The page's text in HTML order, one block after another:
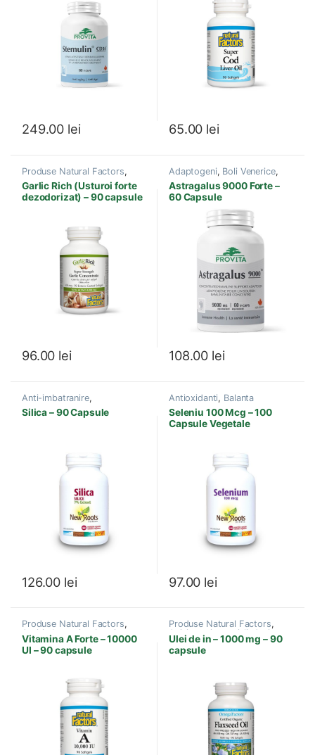
249.00 lei 65.00 lei
Produse Natural Factors,
Antibacterian, Antiparazitar
Boli Cardiovasculare,
Candida,Detoxifiere,
Garlic Rich (Usturoi forte
dezodorizat) – 90 capsule
96.00 lei
Adaptogeni, Boli Venerice,
Imunitate,
Infectii cu Virusi-
Bacterii,Produse Provita
Nutrition,Sistem imunitar
Astragalus 9000 Forte –
60 Capsule
108.00 lei
Anti-imbatranire,
Antiinflamator
Articulatii
Hernie de disc,Imunitate
si Osteopenie
Vitamine si
Silica – 90 Capsule
126.00 lei
Antioxidanti, Balanta
Hormonala,Boli
Cardiovasculare,Imunitate
Infectii cu Virusi-Bacterii
Seleniu 100 Mcg – 100
Capsule Vegetale
97.00 lei
Produse Natural Factors,
Anti-imbatranire , Imunitate,
Sistem imunitar,Vedere
Vitamina A Forte – 10000
UI – 90 capsule
Produse Natural Factors,
Acizi grasi esentiali
Anti-
imbatranire, Antiinflamator,
Balanta Hormonala
Sistem imunitar
Ulei de in – 1000 mg – 90
capsule